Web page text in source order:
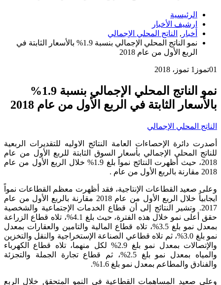
الرئيسية
ارشيف الأخبار
أخبار , الناتج المحلي الإجمالي
نمو الناتج المحلي الإجمالي بنسبة 1.9% بالأسعار الثابتة في
الربع الأول من عام 2018
01تموز 1 تموز، 2018
نمو الناتج المحلي الإجمالي بنسبة 1.9%
بالأسعار الثابتة في الربع الأول من عام 2018
الناتج المحلي الإجمالي
أصدرت دائرة الإحصاءات العامة النتائج الاوليه للتقديرات الربعية
للناتج المحلي الإجمالي بأسعار السوق الثابتة للربع الأول من عام
2018، حيث أظهرت النتائج نمواً بلغ 1.9% خلال الربع الأول من عام
2018 مقارنة بالربع الأول من عام .
وعلى صعيد القطاعات الإنتاجية، فقد أظهرت معظم القطاعات نمواً
ايجابياً خلال الربع الأول من عام 2018 مقارنة بالربع الأول من عام
2017. وتشير النتائج إلى أن قطاع الخدمات الإجتماعية والشخصية
حقق أعلى نمو خلال هذه الفترة، حيث بلغ 4.1%، تلاه قطاع الزراعة
بمعدل نمو بلغ 3.5%، تلاه قطاع المالية والتامين والعقارات بمعدل
نمو بلغ 3.0%، ثم تلاه قطاعي الصناعة الإستخراجية والنقل والتخزين
والإتصالات بمعدل نمو بلغ 2.9% لكل منهما، تلاه قطاع الكهرباء
والمياه بمعدل نمو بلغ 2.5%، ثم قطاع تجارة الجملة والتجزئة
والفنادق والمطاعم بمعدل نمو بلغ 1.6%.
وعلى صعيد المساهمات القطاعية في النمو المتحقق خلال الربع